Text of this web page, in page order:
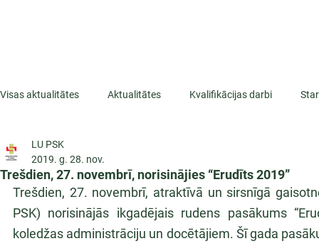
Visas aktualitātes Aktualitātes Kvalifikācijas darbi
ESF projekti
Trešdien, 27. novembrī, norisinājies “Erudīts 2019”
LU PSK
2019. g. 28. nov.
Trešdien, 27. novembrī, atraktīvā un sirsnīgā
PSK) norisinājās ikgadējais rudens pasākums
koledžas administrāciju un docētājiem. Šī gada